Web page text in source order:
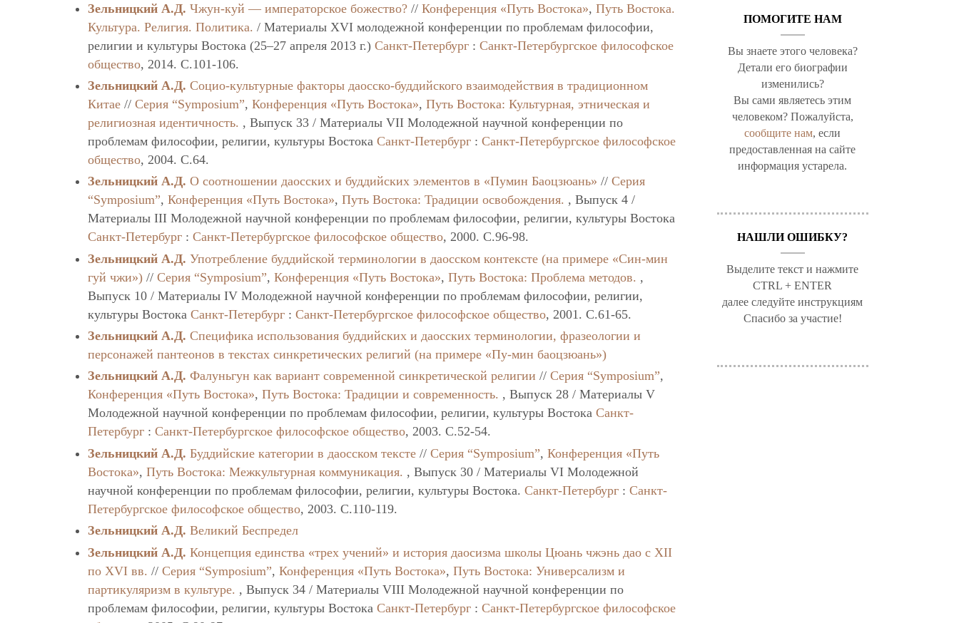
Зельницкий А.Д. Чжун-куй — императорское божество? //Конференция «Путь Востока»,Путь Востока.
Культура. Религия. Политика. / Материалы XVI молодежной конференции по проблемам философии,
религии и культуры Востока (25–27 апреля 2013 г.)Санкт-Петербург :Санкт-Петербургское философское
общество, 2014. C.101-106.
Зельницкий А.Д. Социо-культурные факторы даосско-буддийского взаимодействия в традиционном
Китае //Серия “Symposium”,Конференция «Путь Востока»,Путь Востока: Культурная, этническая и
религиозная идентичность. , Выпуск 33 / Материалы VII Молодежной научной конференции по
проблемам философии, религии, культуры ВостокаСанкт-Петербург :Санкт-Петербургское философское
общество, 2004. C.64.
Зельницкий А.Д. О соотношении даосских и буддийских элементов в «Пумин Баоцзюань» //Серия
“Symposium”,Конференция «Путь Востока»,Путь Востока: Традиции освобождения. , Выпуск 4 /
Материалы III Молодежной научной конференции по проблемам философии, религии, культуры Востока
Санкт-Петербург :Санкт-Петербургское философское общество, 2000. C.96-98.
Зельницкий А.Д. Употребление буддийской терминологии в даосском контексте (на примере «Син-мин
гуй чжи») //Серия “Symposium”,Конференция «Путь Востока»,Путь Востока: Проблема методов. ,
Выпуск 10 / Материалы IV Молодежной научной конференции по проблемам философии, религии,
культуры ВостокаСанкт-Петербург :Санкт-Петербургское философское общество, 2001. C.61-65.
Зельницкий А.Д. Специфика использования буддийских и даосских терминологии, фразеологии и
персонажей пантеонов в текстах синкретических религий (на примере «Пу-мин баоцзюань»)
Зельницкий А.Д. Фалуньгун как вариант современной синкретической религии //Серия “Symposium”,
Конференция «Путь Востока»,Путь Востока: Традиции и современность. , Выпуск 28 / Материалы V
Молодежной научной конференции по проблемам философии, религии, культуры ВостокаСанкт-
Петербург :Санкт-Петербургское философское общество, 2003. C.52-54.
Зельницкий А.Д. Буддийские категории в даосском тексте //Серия “Symposium”,Конференция «Путь
Востока»,Путь Востока: Межкультурная коммуникация. , Выпуск 30 / Материалы VI Молодежной
научной конференции по проблемам философии, религии, культуры Востока.Санкт-Петербург :Санкт-
Петербургское философское общество, 2003. C.110-119.
Зельницкий А.Д. Великий Беспредел
Зельницкий А.Д. Концепция единства «трех учений» и история даосизма школы Цюань чжэнь дао с XII
по XVI вв. //Серия “Symposium”,Конференция «Путь Востока»,Путь Востока: Универсализм и
партикуляризм в культуре. , Выпуск 34 / Материалы VIII Молодежной научной конференции по
проблемам философии, религии, культуры ВостокаСанкт-Петербург :Санкт-Петербургское философское
ПОМОГИТЕ НАМ
Вы знаете этого человека?
Детали его биографии
изменились?
Вы сами являетесь этим
человеком? Пожалуйста,
сообщите нам, если
предоставленная на сайте
информация устарела.
НАШЛИ ОШИБКУ?
Выделите текст и нажмите
CTRL + ENTER
далее следуйте инструкциям
Спасибо за участие!